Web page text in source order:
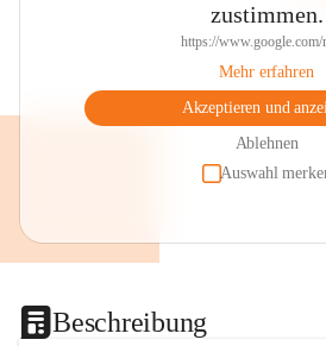
zustimmen.
https://www.google.com/
Mehr erfahren
Akzeptieren und
Ablehnen
Auswahl
Beschreibung